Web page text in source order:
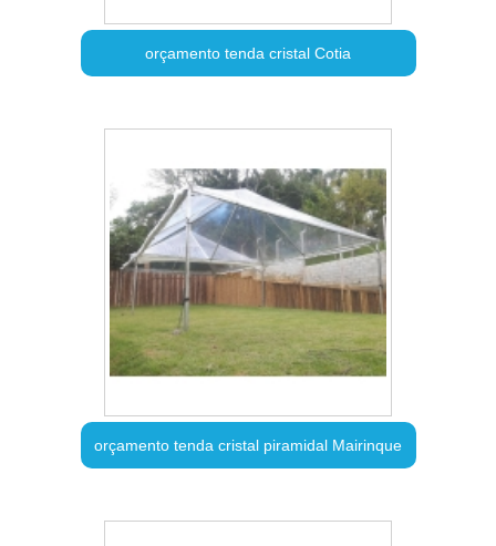
orçamento tenda cristal Cotia
orçamento tenda cristal piramidal Mairinque